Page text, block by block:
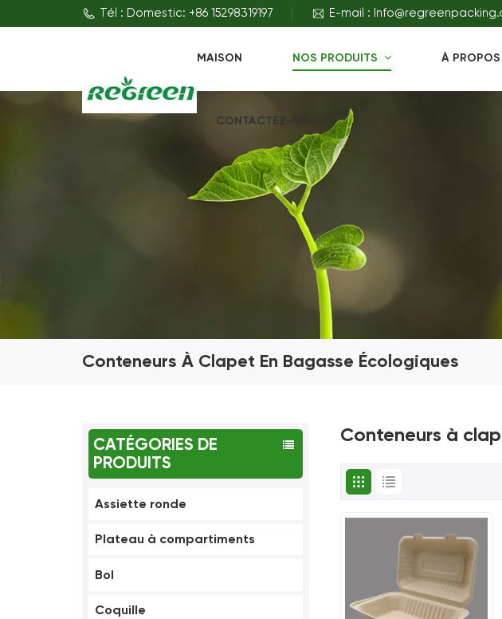
Tél : Domestic: +86 15298319197 E-mail :
MAISON NOS PRODUITS À
CONTACTEZ-NOUS
Conteneurs À Clapet En Bagasse Écologiques
CATÉGORIES DE
PRODUITS
Assiette ronde
Plateau à compartiments
Bol
Coquille
Conteneurs à